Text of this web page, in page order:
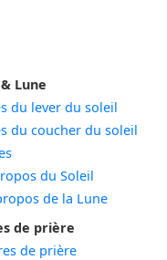
Lune
du lever du soleil
du coucher du soleil
du Soleil
de la Lune
de prière
de prière